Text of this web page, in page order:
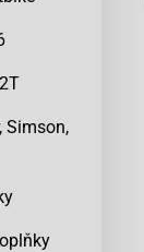
Simson,